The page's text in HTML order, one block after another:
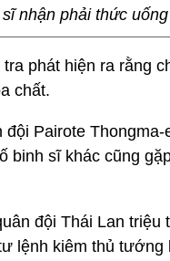
nhận phải thức
tra phát hiện ra rằng
chất.
đội Pairote Thongma-
binh sĩ khác cũng
đội Thái Lan triệu
lệnh kiêm thủ tướng